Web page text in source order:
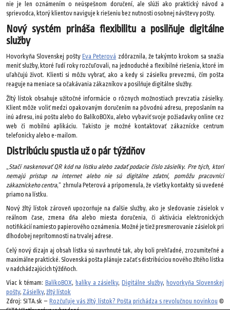
nie je len oznámením o neúspešnom doručení, ale slúži ako praktický návod a
sprievodca, ktorý klientov naviguje k riešeniu bez nutnosti osobnej návštevy pošty.
Nový systém prináša flexibilitu a posilňuje digitálne
služby
Hovorkyňa Slovenskej pošty Eva Peterová zdôraznila, že takýmto krokom sa snažia
meniť služby, ktoré ľudí roky rozčuľovali, na jednoduché a flexibilné riešenia, ktoré im
uľahčujú život. Klienti si môžu vybrať, ako a kedy si zásielku prevezmú, čím pošta
reaguje na meniace sa očakávania zákazníkov a posilňuje digitálne služby.
Žltý lístok obsahuje užitočné informácie o rôznych možnostiach prevzatia zásielky.
Klient môže voliť medzi opakovaným doručením na pôvodnú adresu, preposlaním na
inú adresu, inú poštu alebo do BalíkoBOXu, alebo vybaviť svoje požiadavky online cez
web či mobilnú aplikáciu. Takisto je možné kontaktovať zákaznícke centrum
telefonicky alebo e-mailom.
Distribúciu spustia už o pár týždňov
Stačí naskenovať QR kód na lístku alebo zadať podacie číslo zásielky. Pre tých, ktorí
nemajú prístup na internet alebo nie sú digitálne zdatní, pomôžu pracovníci
zákazníckeho centra,“ zhrnula Peterová a pripomenula, že všetky kontakty sú uvedené
priamo na lístku.
Nový žltý lístok zároveň upozorňuje na ďalšie služby, ako je sledovanie zásielok v
reálnom čase, zmena dňa alebo miesta doručenia, či aktivácia elektronických
notifikácií namiesto papierového oznámenia. Možné je tiež presmerovanie zásielok pri
dlhodobej neprítomnosti na trvalej adrese.
Celý nový dizajn aj obsah lístka sú navrhnuté tak, aby boli prehľadné, zrozumiteľné a
maximálne praktické. Slovenská pošta plánuje začať s distribúciou nového žltého lístka
v nadchádzajúcich týždňoch.
Viac k témam: BalíkoBOX, balíky a zásielky, Digitálne služby, hovorkyňa Slovenskej
pošty, Zásielky, žltý lístok
Zdroj: SITA.sk – Rozčuľuje vás žltý lístok? Pošta prichádza s revolučnou novinkou ©